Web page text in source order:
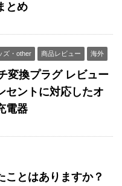
とめ
ズ・other 商品レビュー 海外
変換プラグ レビュー
セントに対応したオ
電器
ことはありますか？